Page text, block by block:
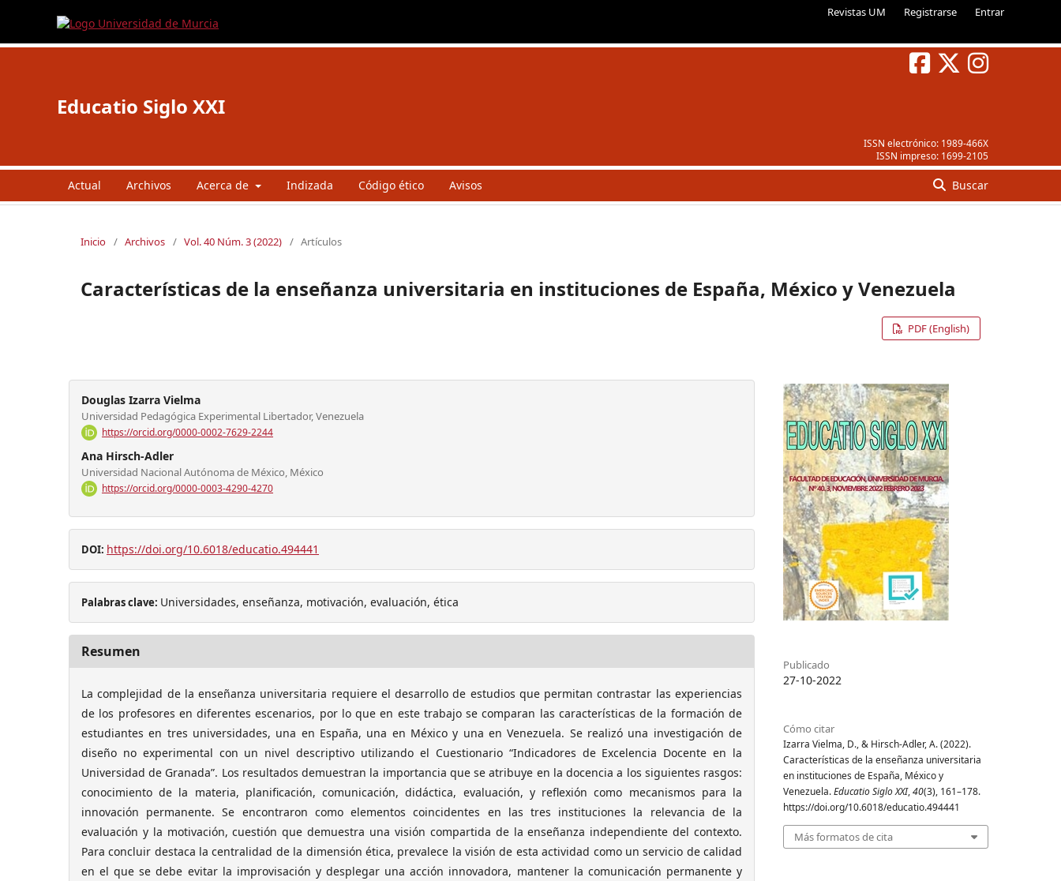
Revistas UM Registrarse Entrar
ISSN electrónico: 1989-466X
ISSN impreso: 1699-2105
Educatio Siglo XXI
Actual Archivos Acerca de Indizada Código ético Avisos Buscar
Inicio / Archivos / Vol. 40 Núm. 3 (2022) / Artículos
Características de la enseñanza universitaria en instituciones de España, México y Venezuela
PDF (English)
Douglas Izarra Vielma
Universidad Pedagógica Experimental Libertador, Venezuela
https://orcid.org/0000-0002-7629-2244
Ana Hirsch-Adler
Universidad Nacional Autónoma de México, México
https://orcid.org/0000-0003-4290-4270
DOI: https://doi.org/10.6018/educatio.494441
Palabras clave: Universidades, enseñanza, motivación, evaluación, ética
Resumen
La complejidad de la enseñanza universitaria requiere el desarrollo de estudios que permitan contrastar las experiencias
de los profesores en diferentes escenarios, por lo que en este trabajo se comparan las características de la formación de
estudiantes en tres universidades, una en España, una en México y una en Venezuela. Se realizó una investigación de
diseño no experimental con un nivel descriptivo utilizando el Cuestionario “Indicadores de Excelencia Docente en la
Universidad de Granada”. Los resultados demuestran la importancia que se atribuye en la docencia a los siguientes rasgos:
conocimiento de la materia, planificación, comunicación, didáctica, evaluación, y reflexión como mecanismos para la
innovación permanente. Se encontraron como elementos coincidentes en las tres instituciones la relevancia de la
evaluación y la motivación, cuestión que demuestra una visión compartida de la enseñanza independiente del contexto.
Para concluir destaca la centralidad de la dimensión ética, prevalece la visión de esta actividad como un servicio de calidad
en el que se debe evitar la improvisación y desplegar una acción innovadora, mantener la comunicación permanente y
Publicado
27-10-2022
Cómo citar
Izarra Vielma, D., & Hirsch-Adler, A. (2022).
Características de la enseñanza universitaria
en instituciones de España, México y
Venezuela.Educatio Siglo XXI,40(3), 161–178.
https://doi.org/10.6018/educatio.494441
Más formatos de cita